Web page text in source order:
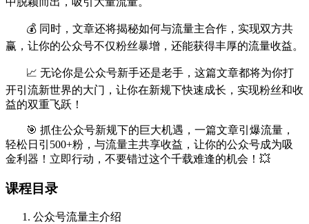
💰 同时，文章还将揭秘如何与流量主合作，实现双方共
赢，让你的公众号不仅粉丝暴增，还能获得丰厚的流量收益。
📈 无论你是公众号新手还是老手，这篇文章都将为你打
开引流新世界的大门，让你在新规下快速成长，实现粉丝和收
益的双重飞跃！
🎯 抓住公众号新规下的巨大机遇，一篇文章引爆流量，
轻松日引500+粉，与流量主共享收益，让你的公众号成为吸
金利器！立即行动，不要错过这个千载难逢的机会！💥
课程目录
公众号流量主介绍